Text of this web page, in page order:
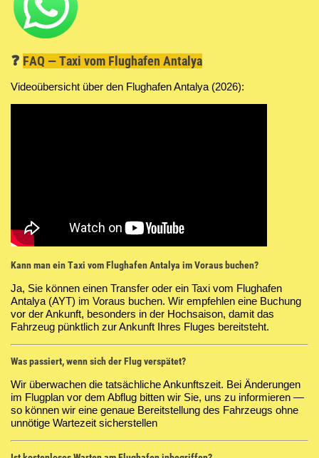
❓ FAQ — Taxi vom Flughafen Antalya
Videoübersicht über den Flughafen Antalya (2026):
Kann man ein Taxi vom Flughafen Antalya im Voraus buchen?
Ja, Sie können einen Transfer oder ein Taxi vom Flughafen
Antalya (AYT) im Voraus buchen. Wir empfehlen eine Buchung
vor der Ankunft, besonders in der Hochsaison, damit das
Fahrzeug pünktlich zur Ankunft Ihres Fluges bereitsteht.
Was passiert, wenn sich der Flug verspätet?
Wir überwachen die tatsächliche Ankunftszeit. Bei Änderungen
im Flugplan vor dem Abflug bitten wir Sie, uns zu informieren —
so können wir eine genaue Bereitstellung des Fahrzeugs ohne
unnötige Wartezeit sicherstellen